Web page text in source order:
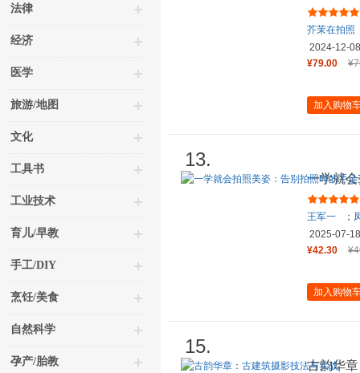
法律
经济
医学
旅游/地图
文化
工具书
工业技术
育儿/早教
手工/DIY
烹饪/美食
自然科学
孕产/胎教
芥茉在拍照
2024-12-08
¥79.00
加入购物
13.
一学就
措 美丽
王军一 ；
2025-07-18
¥42.30
加入购物
15.
古韵华